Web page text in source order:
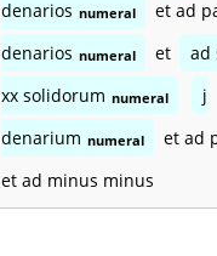
denarios numeral et ad
denarios numeral et
ad
xx solidorum numeral
j
denarium numeral
et ad
et ad minus minus